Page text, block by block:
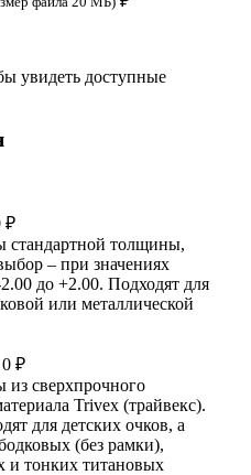
увидеть доступные
₽
стандартной толщины,
– при значениях
до +2.00. Подходят для
или металлической
0 ₽
сверхпрочного
Trivex (трайвекс).
для детских очков, а
(без рамки),
и тонких титановых